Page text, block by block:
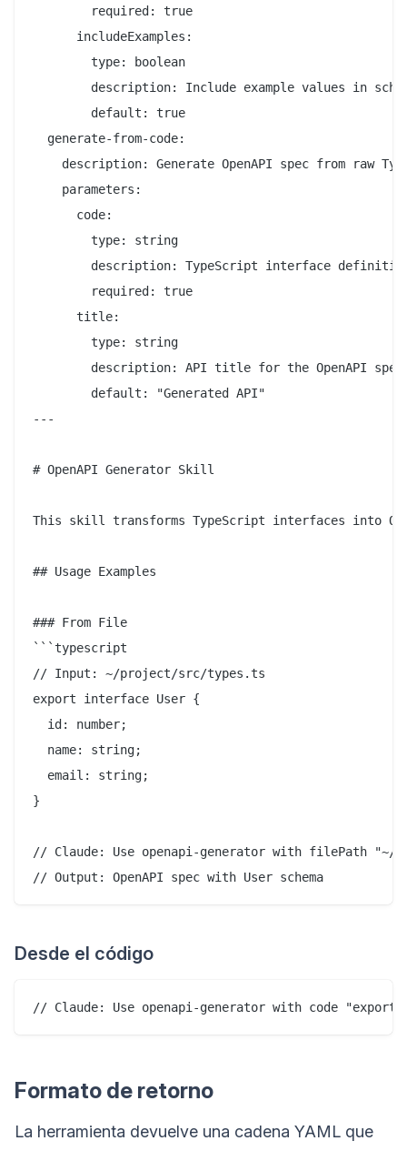
        required: true
      includeExamples:
        type: boolean
description: Include example values in
        default: true
  generate-from-code:
description: Generate OpenAPI spec from raw
    parameters:
      code:
        type: string
description: TypeScript interface
        required: true
      title:
        type: string
        description: API title for the OpenAPI spec
        default: "Generated API"
---
# OpenAPI Generator Skill
This skill transforms TypeScript interfaces into
## Usage Examples
### From File
```typescript
// Input: ~/project/src/types.ts
export interface User {
  id: number;
  name: string;
  email: string;
}
// Claude: Use openapi-generator with filePath
Desde el código
Formato de retorno
La herramienta devuelve una cadena YAML que